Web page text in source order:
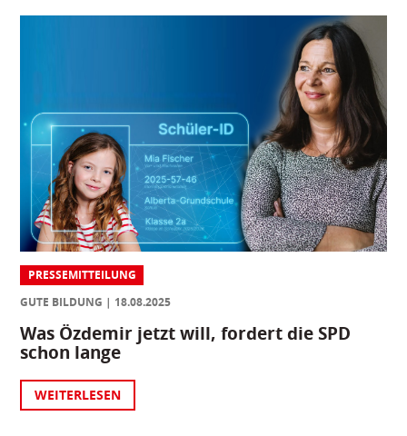
PRESSEMITTEILUNG
GUTE BILDUNG
18.08.2025
Was Özdemir jetzt will, fordert die SPD
schon lange
WEITERLESEN